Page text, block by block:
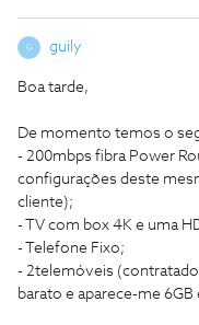
G guily
Boa tarde,
De momento temos o
- 200mbps fibra Power
configurações deste
cliente);
- TV com box 4K e uma
- Telefone Fixo;
- 2telemóveis
barato e aparece-me